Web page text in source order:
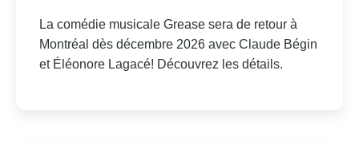
La comédie musicale Grease sera de retour à
Montréal dès décembre 2026 avec Claude Bégin
et Éléonore Lagacé! Découvrez les détails.